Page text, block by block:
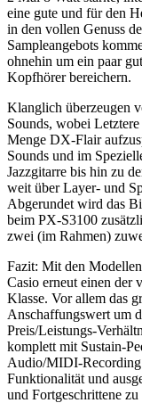
eine gute und für den
in den vollen Genuss
Sampleangebots
ohnehin um ein paar
Kopfhörer bereichern.
Klanglich überzeugen
Sounds, wobei
Menge DX-Flair
Sounds und im
Jazzgitarre bis hin zu
weit über Layer- und
Abgerundet wird das
beim PX-S3100
zwei (im Rahmen)
Fazit: Mit den
Casio erneut einen der
Klasse. Vor allem das
Anschaffungswert um
Preis/Leistungs-
komplett mit Sustain-
Audio/MIDI-
Funktionalität und
und Fortgeschrittene